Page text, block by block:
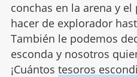
conchas en la arena y
hacer de explorador
También le podemos
esconda y nosotros
¡Cuántos tesoros